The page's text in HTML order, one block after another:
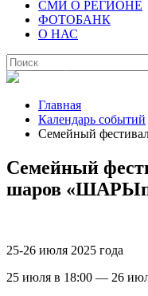
СМИ О РЕГИОНЕ
ФОТОБАНК
О НАС
Главная
Календарь событий
Семейный
Семейный
шаров
25-26 июля 2025 года
25 июля в 18:00 — 26